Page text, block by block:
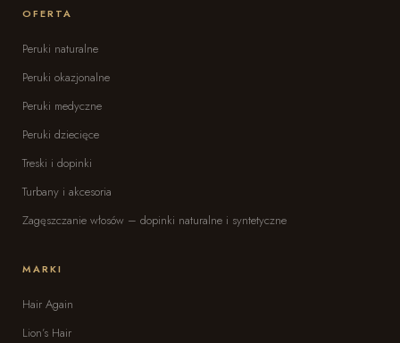
OFERTA
Peruki naturalne
Peruki okazjonalne
Peruki medyczne
Peruki dziecięce
Treski i dopinki
Turbany i akcesoria
Zagęszczanie włosów – dopinki naturalne i syntetyczne
MARKI
Hair Again
Lion’s Hair